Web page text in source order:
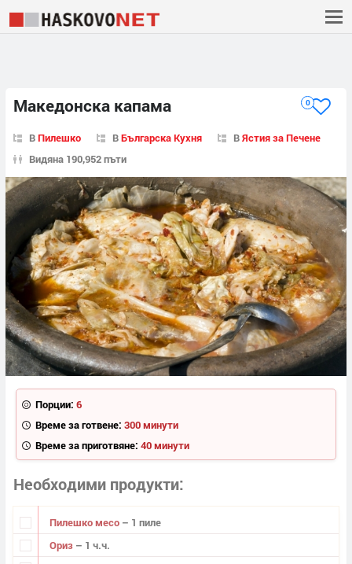
Македонска капама 0
ВПилешко ВБългарска Кухня ВЯстия за Печене
Видяна 190,952 пъти
Порции: 6
Време за готвене: 300 минути
Време за приготвяне: 40 минути
Необходими продукти
Пилешко месо – 1 пиле
Ориз – 1 ч.ч.